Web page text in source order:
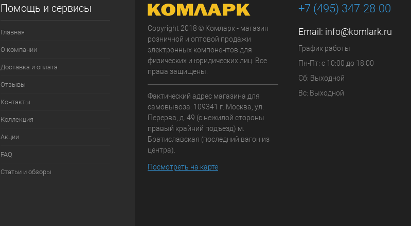
Помощь и сервисы
Главная
О компании
Доставка и оплата
Отзывы
Контакты
Коллекция
Акции
FAQ
Статьи и обзоры
Copyright 2018 © Комларк - магазин
розничной и оптовой продажи
электронных компонентов для
физических и юридических лиц. Все
права защищены.
Фактический адрес магазина для
самовывоза: 109341 г. Москва, ул.
Перерва, д. 49 (с нежилой стороны
правый крайний подъезд) м.
Братиславская (последний вагон из
центра).
Посмотреть на карте
+7 (495) 347-28-00
Email: info@komlark.ru
График работы
Пн-Пт: с 10:00 до 18:00
Сб: Выходной
Вс: Выходной